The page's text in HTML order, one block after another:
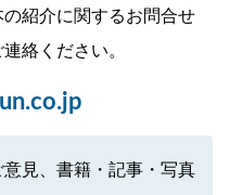
紹介に関するお問合せ
絡ください。
見、書籍・記事・写真